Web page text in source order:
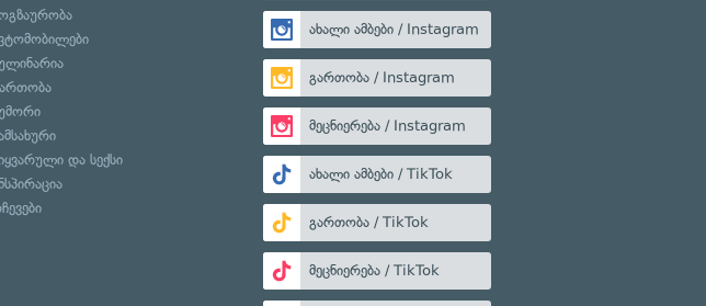
და სექსი
ახალი ამბები / Instagram
გართობა / Instagram
მეცნიერება / Instagram
ახალი ამბები / TikTok
გართობა / TikTok
მეცნიერება / TikTok